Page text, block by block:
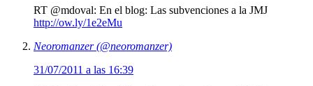
RT @mdoval: En el blog: Las subvenciones a la JMJ
http://ow.ly/1e2eMu
Neoromanzer (@neoromanzer)
31/07/2011 a las 16:39